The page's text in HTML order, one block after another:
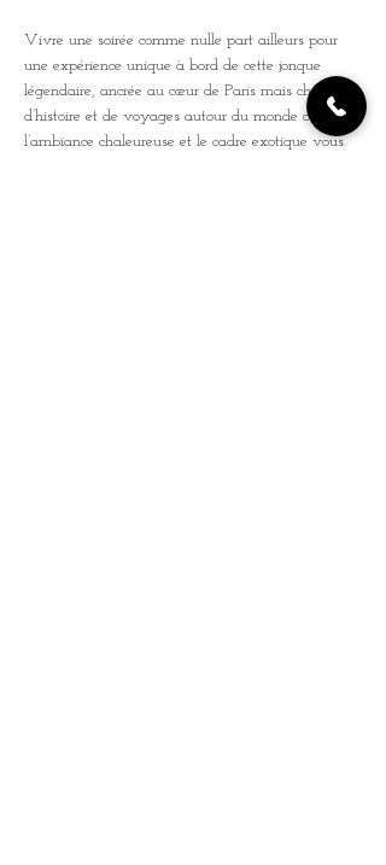
Vivre une soirée comme nulle part ailleurs pour
une expérience unique à bord de cette jonque
légendaire, ancrée au cœur de Paris mais chargée
d’histoire et de voyages autour du monde où
l’ambiance chaleureuse et le cadre exotique vous